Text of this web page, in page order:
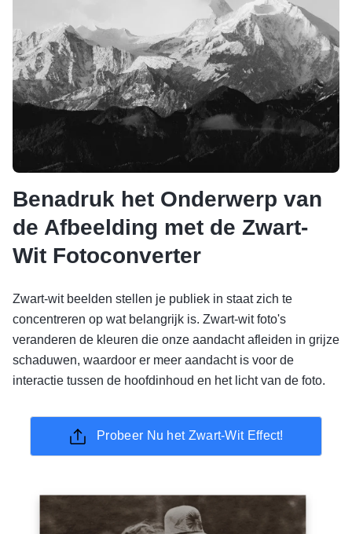
Benadruk het Onderwerp van
de Afbeelding met de Zwart-
Wit Fotoconverter
Zwart-wit beelden stellen je publiek in staat zich te
concentreren op wat belangrijk is. Zwart-wit foto's
veranderen de kleuren die onze aandacht afleiden in grijze
schaduwen, waardoor er meer aandacht is voor de
interactie tussen de hoofdinhoud en het licht van de foto.
Probeer Nu het Zwart-Wit Effect!